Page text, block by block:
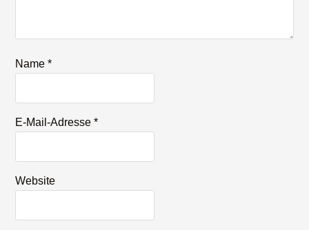
Name*
E-Mail-Adresse*
Website